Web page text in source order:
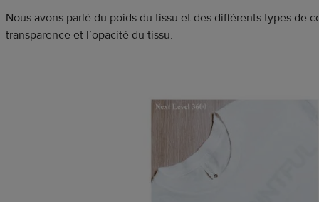
Nous avons parlé du poids du tissu et des différents types de
transparence et l’opacité du tissu.